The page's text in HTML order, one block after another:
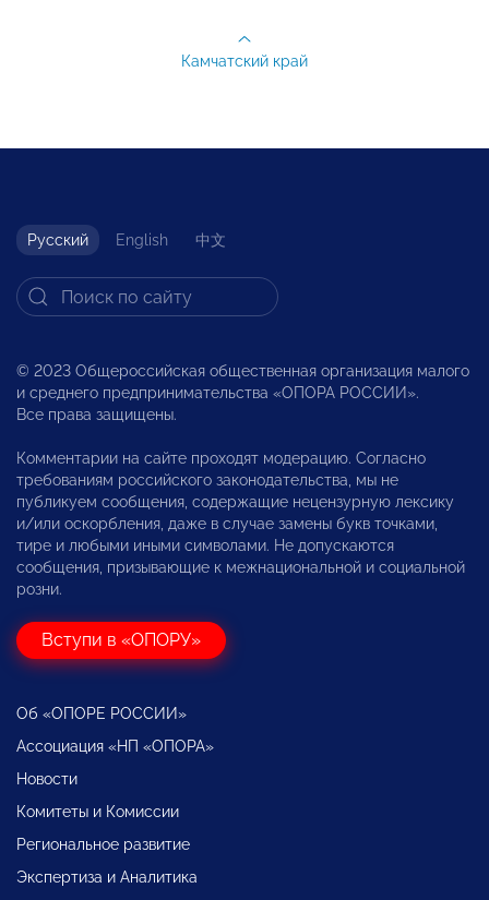
Камчатский край
Русский English 中文
© 2023 Общероссийская общественная организация малого
и среднего предпринимательства «ОПОРА РОССИИ».
Все права защищены.
Комментарии на сайте проходят модерацию. Согласно
требованиям российского законодательства, мы не
публикуем сообщения, содержащие нецензурную лексику
и/или оскорбления, даже в случае замены букв точками,
тире и любыми иными символами. Не допускаются
сообщения, призывающие к межнациональной и социальной
розни.
Вступи в «ОПОРУ»
Об «ОПОРЕ РОССИИ»
Ассоциация «НП «ОПОРА»
Новости
Комитеты и Комиссии
Региональное развитие
Экспертиза и Аналитика